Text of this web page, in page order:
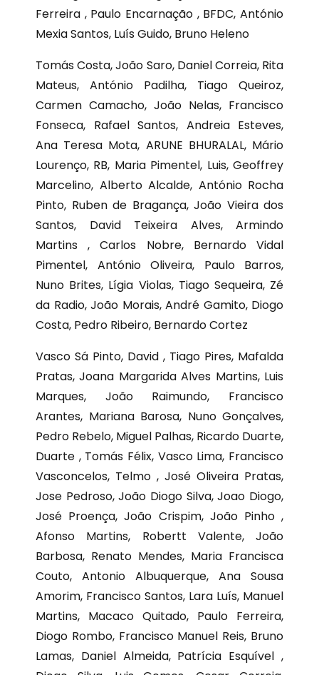
Ferreira , Paulo Encarnação , BFDC, António
Mexia Santos, Luís Guido, Bruno Heleno
Tomás Costa, João Saro, Daniel Correia, Rita
Mateus, António Padilha, Tiago Queiroz,
Carmen Camacho, João Nelas, Francisco
Fonseca, Rafael Santos, Andreia Esteves,
Ana Teresa Mota, ARUNE BHURALAL, Mário
Lourenço, RB, Maria Pimentel, Luis, Geoffrey
Marcelino, Alberto Alcalde, António Rocha
Pinto, Ruben de Bragança, João Vieira dos
Santos, David Teixeira Alves, Armindo
Martins , Carlos Nobre, Bernardo Vidal
Pimentel, António Oliveira, Paulo Barros,
Nuno Brites, Lígia Violas, Tiago Sequeira, Zé
da Radio, João Morais, André Gamito, Diogo
Costa, Pedro Ribeiro, Bernardo Cortez
Vasco Sá Pinto, David , Tiago Pires, Mafalda
Pratas, Joana Margarida Alves Martins, Luis
Marques, João Raimundo, Francisco
Arantes, Mariana Barosa, Nuno Gonçalves,
Pedro Rebelo, Miguel Palhas, Ricardo Duarte,
Duarte , Tomás Félix, Vasco Lima, Francisco
Vasconcelos, Telmo , José Oliveira Pratas,
Jose Pedroso, João Diogo Silva, Joao Diogo,
José Proença, João Crispim, João Pinho ,
Afonso Martins, Robertt Valente, João
Barbosa, Renato Mendes, Maria Francisca
Couto, Antonio Albuquerque, Ana Sousa
Amorim, Francisco Santos, Lara Luís, Manuel
Martins, Macaco Quitado, Paulo Ferreira,
Diogo Rombo, Francisco Manuel Reis, Bruno
Lamas, Daniel Almeida, Patrícia Esquível ,